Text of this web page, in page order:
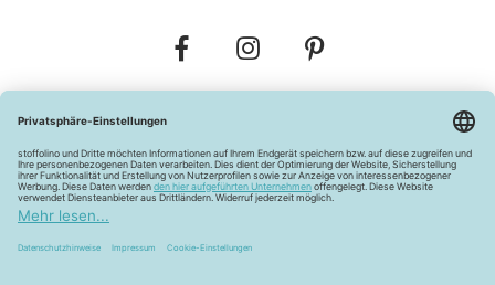
Widerrufsbelehrung Vertrag widerrufen
Barrierefreiheitserklärung